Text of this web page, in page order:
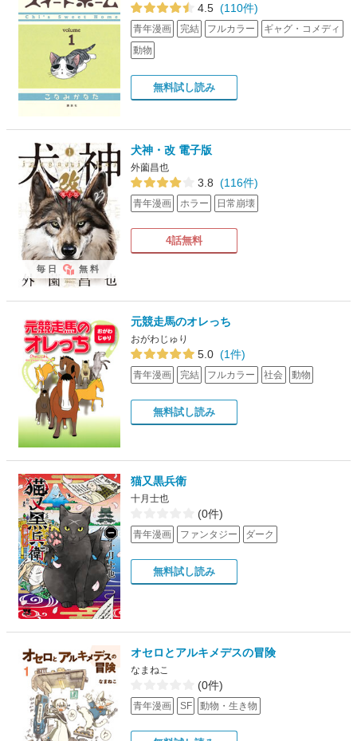
4.5 (110件)
青年漫画 完結 フルカラー
ギャグ・コメディ
動物
無料試し読み
犬神・改 電子版
外薗昌也
3.8 (116件)
青年漫画 ホラー 日常崩壊
4話無料
毎日 無料
元競走馬のオレっち
おがわじゅり
5.0 (1件)
青年漫画 完結 フルカラー 社会 動物
無料試し読み
猫又黒兵衛
十月士也
(0件)
青年漫画 ファンタジー ダーク
無料試し読み
オセロとアルキメデスの冒険
なまねこ
(0件)
青年漫画 SF 動物・生き物